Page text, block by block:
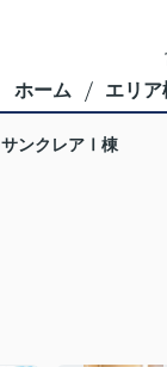
ホーム エリア
サンクレアⅠ棟